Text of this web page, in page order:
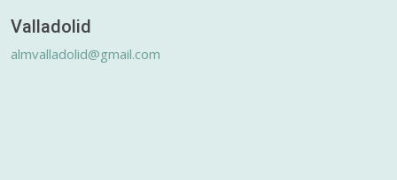
Valladolid
almvalladolid@gmail.com